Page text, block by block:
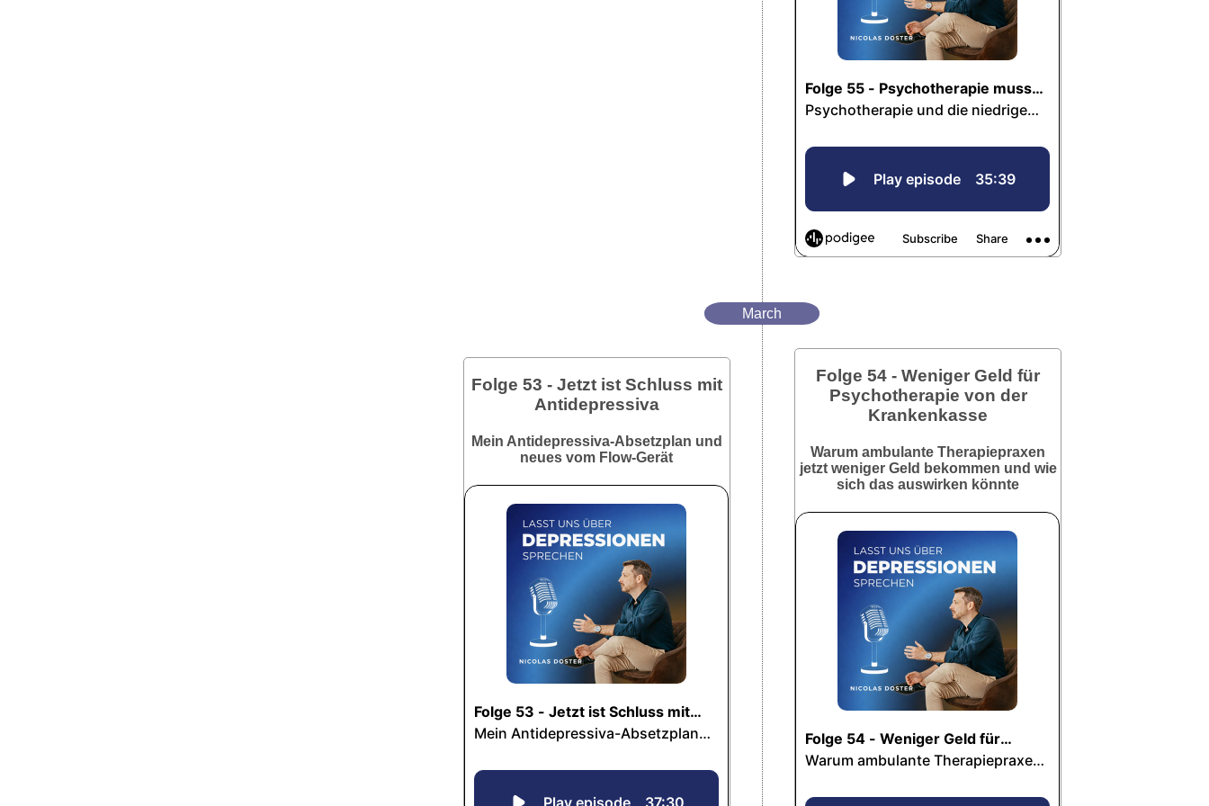
March
Folge 54 - Weniger Geld für
Psychotherapie von der
Krankenkasse
Warum ambulante Therapiepraxen
jetzt weniger Geld bekommen und wie
sich das auswirken könnte
Folge 53 - Jetzt ist Schluss mit
Antidepressiva
Mein Antidepressiva-Absetzplan und
neues vom Flow-Gerät